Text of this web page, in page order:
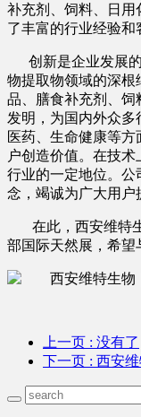
补充剂、饲料、日用
了丰富的行业经验和
创新是企业发展的
物提取物领域的深根
品、膳食补充剂、饲
发明，为国内外众多
医药、生命健康等
户创造价值。在技
行业的一定地位。公
念，竭诚为广大用户
在此， 西安维特
部国际天然展，希望
上一页 : 没有了
下一页 : 西安